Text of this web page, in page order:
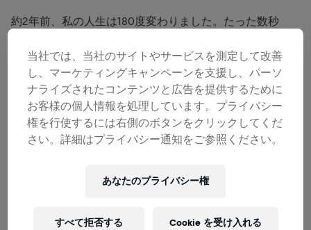
約2年前、私の人生は180度変わりました。たった数秒
たのです。ニューヨーク州シラキュースでサージカル・フ
ィジシャン・アシスタント（外科手術助手）として働いて
いた私は4日間連続の12時間シフトを終えたところでし
た。この仕事は私の夢でした。
口腔外科医の叔父に影響を受けて就いたこの仕事は、手術
室で助手を務めることと術後の患者のケアをすることが主
な業務でした。シフトを終えた私は、自宅アパートへ戻
ると美しい夕暮れの一部が見えました。もっと良く見える
た。地平線の上に太陽が沈み、辺りが暗くなっていくと、
当社では、当社のサイトやサービスを測定して改善
し、マーケティングキャンペーンを支援し、パーソ
ナライズされたコンテンツと広告を提供するために
お客様の個人情報を処理しています。プライバシー
権を行使するには右側のボタンをクリックしてくだ
さい。詳細はプライバシー通知をご参照ください。
あなたのプライバシー権
すべて拒否する Cookie を受け入れる